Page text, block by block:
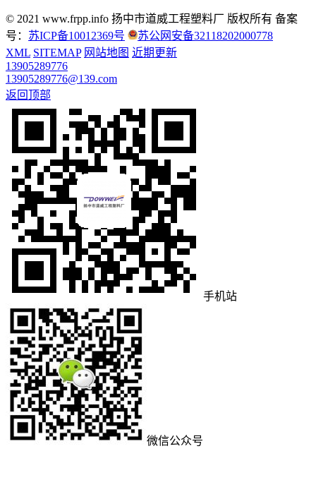
© 2021 www.frpp.info 扬中市道威工程塑料厂 版权所有 备案
号： 苏ICP备10012369号
苏公网安备32118202000778
XML SITEMAP 网站地图 近期更新
13905289776
13905289776@139.com
返回顶部
手机站
微信公众号